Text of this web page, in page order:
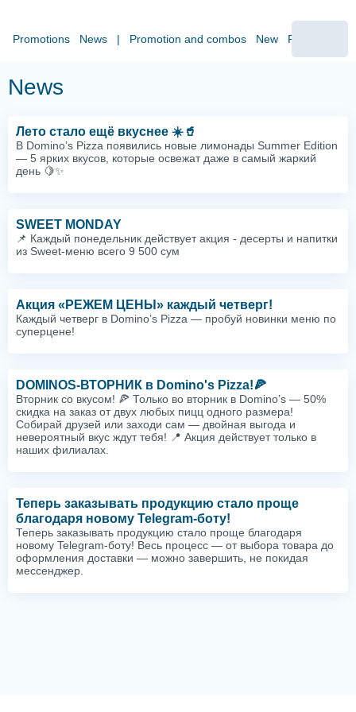
Promotions News | Promotion and combos New Pizza
News
Лето стало ещё вкуснее ☀️🥤
В Domino’s Pizza появились новые лимонады Summer Edition
— 5 ярких вкусов, которые освежат даже в самый жаркий
день 🍋✨
SWEET MONDAY
📌 Каждый понедельник действует акция - десерты и напитки
из Sweet-меню всего 9 500 сум
Акция «РЕЖЕМ ЦЕНЫ» каждый четверг!
Каждый четверг в Domino’s Pizza — пробуй новинки меню по
суперцене!
DOMINOS-ВТОРНИК в Domino's Pizza!🍕
Вторник со вкусом! 🍕 Только во вторник в Domino’s — 50%
скидка на заказ от двух любых пицц одного размера!
Собирай друзей или заходи сам — двойная выгода и
невероятный вкус ждут тебя! 📍 Акция действует только в
наших филиалах.
Теперь заказывать продукцию стало проще
благодаря новому Telegram-боту!
Теперь заказывать продукцию стало проще благодаря
новому Telegram-боту! Весь процесс — от выбора товара до
оформления доставки — можно завершить, не покидая
мессенджер.